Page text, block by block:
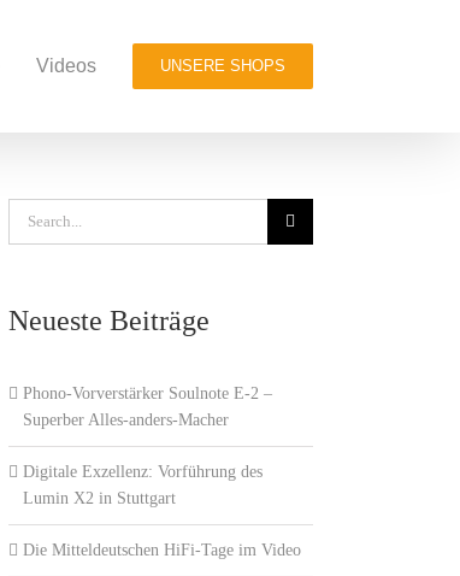
Videos UNSERE SHOPS
Neueste Beiträge
Phono-Vorverstärker Soulnote E-2 –
Superber Alles-anders-Macher
Digitale Exzellenz: Vorführung des
Lumin X2 in Stuttgart
Die Mitteldeutschen HiFi-Tage im Video